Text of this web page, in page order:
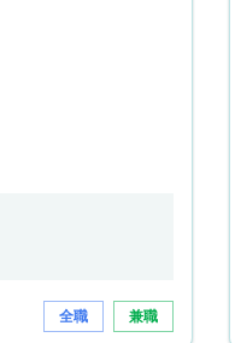
全職 兼職